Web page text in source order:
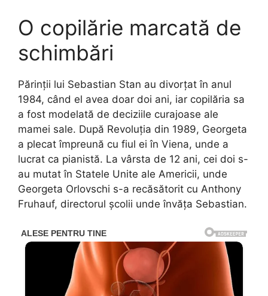
O copilărie marcată de
schimbări
Părinții lui Sebastian Stan au divorțat în anul
1984, când el avea doar doi ani, iar copilăria sa
a fost modelată de deciziile curajoase ale
mamei sale. După Revoluția din 1989, Georgeta
a plecat împreună cu fiul ei în Viena, unde a
lucrat ca pianistă. La vârsta de 12 ani, cei doi s-
au mutat în Statele Unite ale Americii, unde
Georgeta Orlovschi s-a recăsătorit cu Anthony
Fruhauf, directorul școlii unde învăța Sebastian.